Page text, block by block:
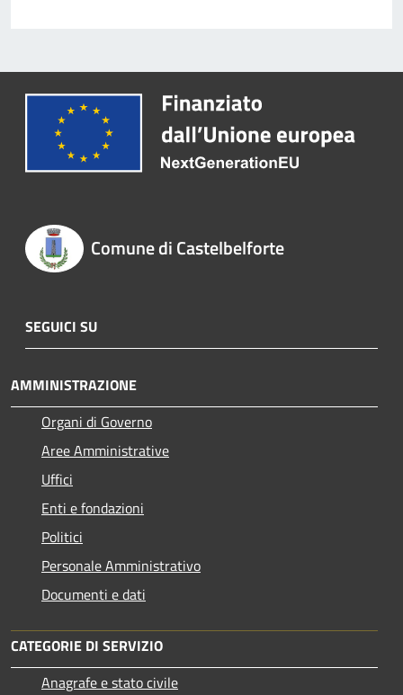
Comune di Castelbelforte
SEGUICI SU
AMMINISTRAZIONE
Organi di Governo
Aree Amministrative
Uffici
Enti e fondazioni
Politici
Personale Amministrativo
Documenti e dati
CATEGORIE DI SERVIZIO
Anagrafe e stato civile